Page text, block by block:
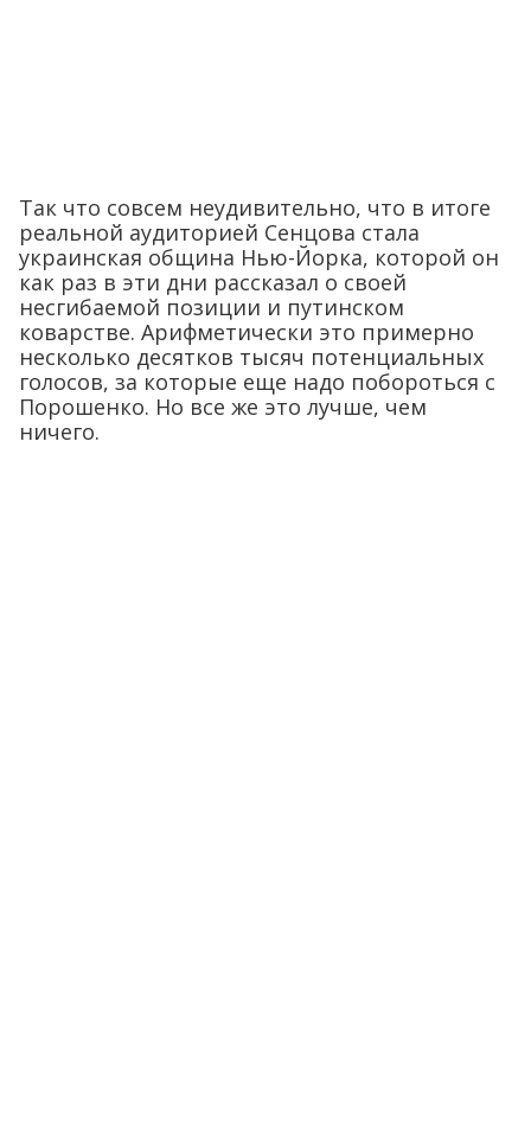
Так что совсем неудивительно, что в итоге
реальной аудиторией Сенцова стала
украинская община Нью-Йорка, которой он
как раз в эти дни рассказал о своей
несгибаемой позиции и путинском
коварстве. Арифметически это примерно
несколько десятков тысяч потенциальных
голосов, за которые еще надо побороться с
Порошенко. Но все же это лучше, чем
ничего.